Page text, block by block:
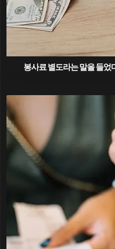
봉사료 별도라는 말을 들었